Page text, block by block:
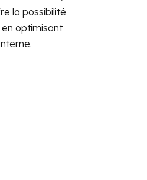
la possibilité
optimisant